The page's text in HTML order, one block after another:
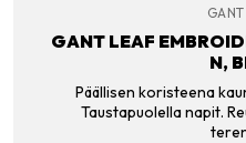
GANT LEAF
N,
Päällisen koristeena
Taustapuolella napit.